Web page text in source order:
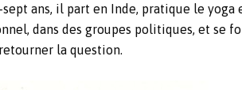
ans, il part en Inde, pratique le yoga
dans des groupes politiques, et se
la question.